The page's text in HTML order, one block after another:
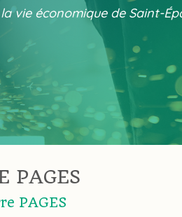
vie économique de Saint-
PAGES
PAGES